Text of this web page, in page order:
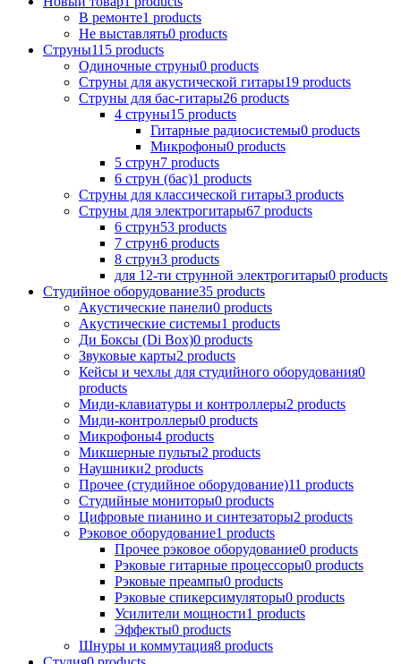
В ремонтe1 products
Не выставлять0 products
Струны115 products
Одиночные струны0 products
Струны для акустической гитары19 products
Струны для бас-гитары26 products
4 струны15 products
Гитарные радиосистемы0 products
Микрофоны0 products
5 струн7 products
6 струн (бас)1 products
Струны для классической гитары3 products
Струны для электрогитары67 products
6 струн53 products
7 струн6 products
8 струн3 products
для 12-ти струнной электрогитары0 products
Студийное оборудование35 products
Акустические панели0 products
Акустические системы1 products
Ди Боксы (Di Box)0 products
Звуковые карты2 products
Кейсы и чехлы для студийного оборудования0
products
Миди-клавиатуры и контроллеры2 products
Миди-контроллеры0 products
Микрофоны4 products
Микшерные пульты2 products
Наушники2 products
Прочее (студийное оборудование)11 products
Студийные мониторы0 products
Цифровые пианино и синтезаторы2 products
Рэковое оборудование1 products
Прочее рэковое оборудование0 products
Рэковые гитарные процессоры0 products
Рэковые преампы0 products
Рэковые спикерсимуляторы0 products
Усилители мощности1 products
Эффекты0 products
Шнуры и коммутация8 products